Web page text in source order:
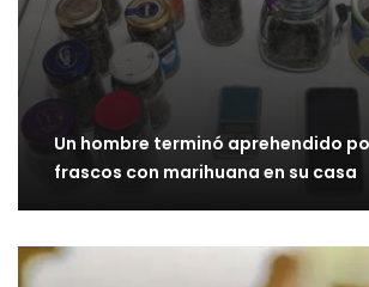
Un hombre terminó aprehendido
frascos con marihuana en su casa